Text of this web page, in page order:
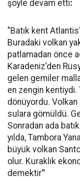
şöyle devam etti:
"Batık kent
Buradaki volkan
patlamadan önce
Karadeniz'den
gelen gemiler
en zengin
dönüyordu. Volkan
sulara gömüldü.
Sonradan ada
yılda, Tambora
büyük volkan
olur. Kuraklık
demektir"